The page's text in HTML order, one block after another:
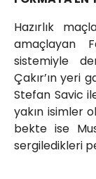
Hazırlık
amaçlayan
sistemiyle
Çakır’ın yeri
Stefan Savic
yakın isimler
bekte ise
sergiledikleri